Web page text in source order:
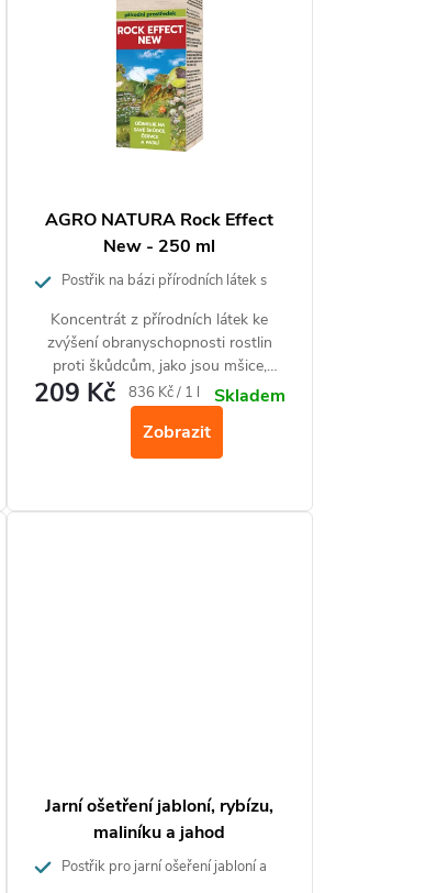
AGRO NATURA Rock Effect
New - 250 ml
Postřik na bázi přírodních látek s
Koncentrát z přírodních látek ke
zvýšení obranyschopnosti rostlin
proti škůdcům, jako jsou mšice,
molice, svilušky, třásněnky, červci a
puklice (v raném stadiu) a také
americké padlí na angreštu a rybízu.
Tento přípravek je vhodný pro
209 Kč
Měrná
836 Kč / 1 l
Skladem
Zobrazit
Jarní ošetření jabloní, rybízu,
maliníku a jahod
Postřik pro jarní ošeření jabloní a